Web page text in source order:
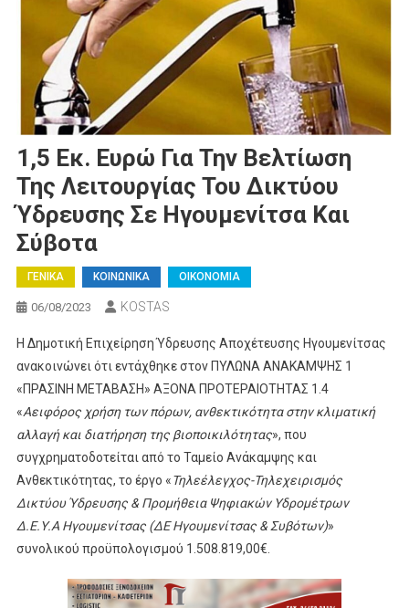
1,5 Εκ. Ευρώ Για Την Βελτίωση
Της Λειτουργίας Του Δικτύου
Ύδρευσης Σε Ηγουμενίτσα Και
Σύβοτα
ΓΕΝΙΚΑ ΚΟΙΝΩΝΙΚΑ ΟΙΚΟΝΟΜΙΑ
06/08/2023 KOSTAS
Η Δημοτική Επιχείρηση Ύδρευσης Αποχέτευσης Ηγουμενίτσας
ανακοινώνει ότι εντάχθηκε στον ΠΥΛΩΝΑ ΑΝΑΚΑΜΨΗΣ 1
«ΠΡΑΣΙΝΗ ΜΕΤΑΒΑΣΗ» ΑΞΟΝΑ ΠΡΟΤΕΡΑΙΟΤΗΤΑΣ 1.4
«Αειφόρος χρήση των πόρων, ανθεκτικότητα στην κλιματική
αλλαγή και διατήρηση της βιοποικιλότητας», που
συγχρηματοδοτείται από το Ταμείο Ανάκαμψης και
Ανθεκτικότητας, το έργο «Τηλεέλεγχος-Τηλεχειρισμός
Δικτύου Ύδρευσης & Προμήθεια Ψηφιακών Υδρομέτρων
Δ.Ε.Υ.Α Ηγουμενίτσας (ΔΕ Ηγουμενίτσας & Συβότων)»
συνολικού προϋπολογισμού 1.508.819,00€.